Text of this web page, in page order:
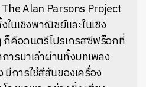
Alan Parsons Project
ในเชิงพาณิชย์และในเชิง
ก็คือดนตรีโปรเกรสซีฟร็อกที่
ารมาเล่าผ่านทั้งบทเพลง
มีการใช้สีสันของเครื่อง